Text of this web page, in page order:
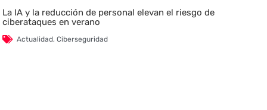
La IA y la reducción de personal elevan el riesgo de
ciberataques en verano
Actualidad,Ciberseguridad